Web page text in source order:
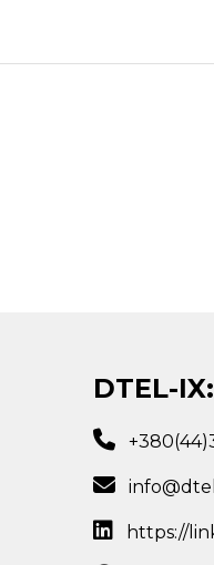
DTEL-IX:
https://